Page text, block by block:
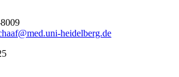
heidelberg.de